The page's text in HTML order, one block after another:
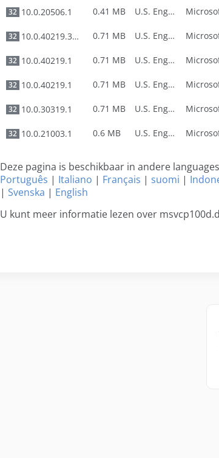
32 10.0.20506.1 0.41 MB U.S. English
32 10.0.40219.325 0.71 MB U.S. English
32 10.0.40219.1 0.71 MB U.S. English
32 10.0.40219.1 0.71 MB U.S. English
32 10.0.30319.1 0.71 MB U.S. English
32 10.0.21003.1 0.6 MB U.S. English
Deze pagina is beschikbaar in andere
Português | Italiano | Français | suomi |
| Svenska | English
U kunt meer informatie lezen over